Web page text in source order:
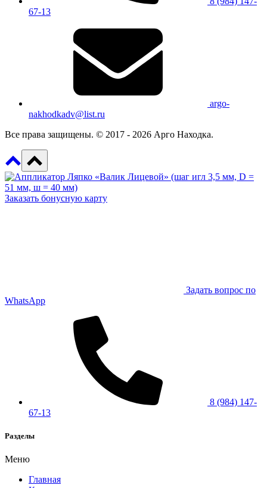
67-13
argo-
nakhodkadv@list.ru
Все права защищены. © 2017 - 2026 Арго Находка.
Заказать бонусную карту
Задать вопрос по
WhatsApp
8 (984) 147-
67-13
Разделы
Меню
Главная